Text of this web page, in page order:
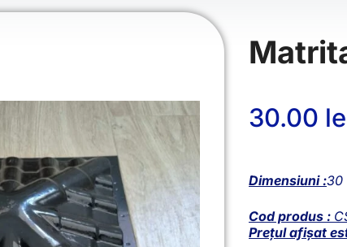
30.00
Dimensiuni :30
Cod produs :
Prețul afișat